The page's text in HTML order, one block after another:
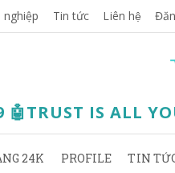
Tin tức Liên hệ
🤖TRUST IS ALL
24K PROFILE TIN